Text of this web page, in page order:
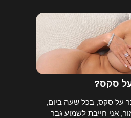
על סקס?
על סקס, בכל שעה ביום,
אני חייבת לשמוע גבר